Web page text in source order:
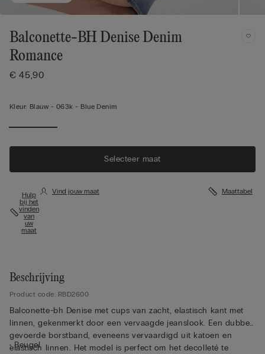
Balconette-BH Denise Denim
Romance
€ 45,90
Kleur: Blauw - 063k - Blue Denim
Selecteer maat
Hulp
bij het
vinden
van
uw
maat
Vind jouw maat Maattabel
Beschrijving
Product code: RBD2600
Balconette-bh Denise met cups van zacht, elastisch kant met
linnen, gekenmerkt door een vervaagde jeanslook. Een dubbel
gevoerde borstband, eveneens vervaardigd uit katoen en
elastisch linnen. Het model is perfect om het decolleté te
• Beugel